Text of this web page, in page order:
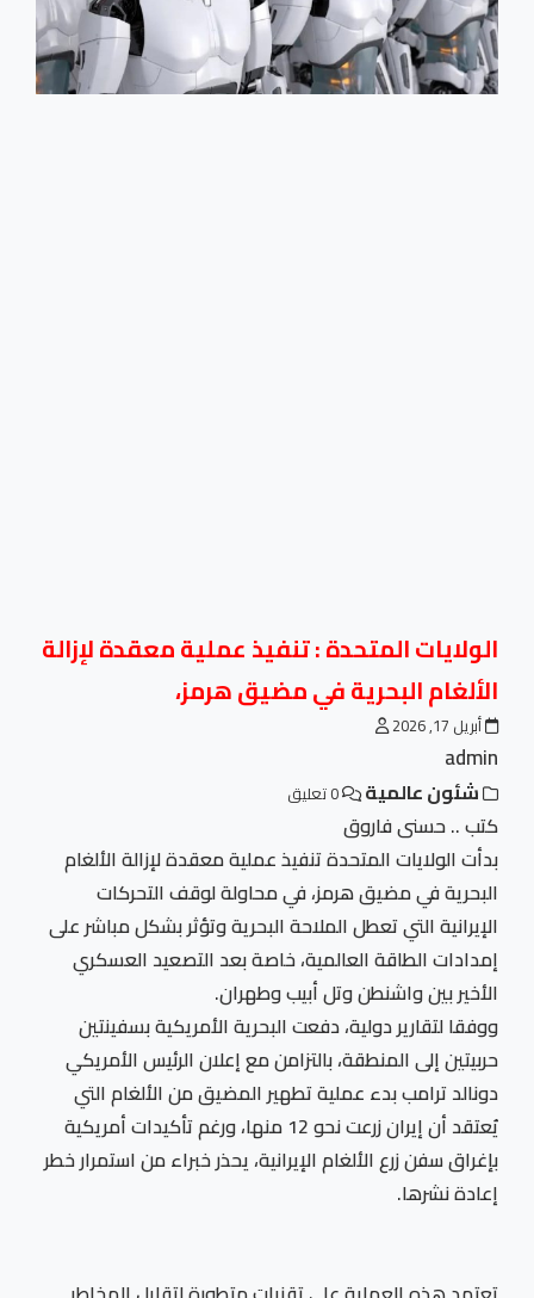
الولايات المتحدة : تنفيذ عملية معقدة لإزالة
الألغام البحرية في مضيق هرمز،
أبريل 17, 2026
admin
شئون عالمية
كتب .. حسنى فاروق
بدأت الولايات المتحدة تنفيذ عملية معقدة لإزالة الألغام
البحرية في مضيق هرمز، في محاولة لوقف التحركات
الإيرانية التي تعطل الملاحة البحرية وتؤثر بشكل مباشر على
إمدادات الطاقة العالمية، خاصة بعد التصعيد العسكري
الأخير بين واشنطن وتل أبيب وطهران.
ووفقا لتقارير دولية، دفعت البحرية الأمريكية بسفينتين
حربيتين إلى المنطقة، بالتزامن مع إعلان الرئيس الأمريكي
دونالد ترامب بدء عملية تطهير المضيق من الألغام التي
يُعتقد أن إيران زرعت نحو 12 منها، ورغم تأكيدات أمريكية
بإغراق سفن زرع الألغام الإيرانية، يحذر خبراء من استمرار خطر
إعادة نشرها.